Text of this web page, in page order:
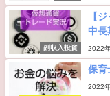
副収入投資
【
中長
2022
保育
2022